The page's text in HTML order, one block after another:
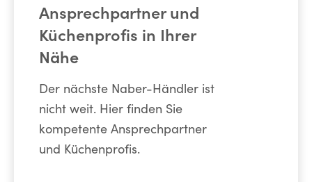
Ansprechpartner und
Küchenprofis in Ihrer
Nähe
Der nächste Naber-Händler ist
nicht weit. Hier finden Sie
kompetente Ansprechpartner
und Küchenprofis.